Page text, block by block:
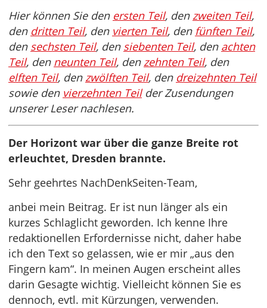
Hier können Sie den ersten Teil, denzweiten Teil,
den dritten Teil, den vierten Teil, den fünften Teil,
den sechsten Teil, den siebenten Teil, den achten
Teil, den neunten Teil, denzehnten Teil, den
elften Teil, denzwölften Teil, den dreizehnten Teil
sowie den vierzehnten Teilder Zusendungen
unserer Leser nachlesen.
Der Horizont war über die ganze Breite rot
erleuchtet, Dresden brannte.
Sehr geehrtes NachDenkSeiten-Team,
anbei mein Beitrag. Er ist nun länger als ein
kurzes Schlaglicht geworden. Ich kenne Ihre
redaktionellen Erfordernisse nicht, daher habe
ich den Text so gelassen, wie er mir „aus den
Fingern kam“. In meinen Augen erscheint alles
darin Gesagte wichtig. Vielleicht können Sie es
dennoch, evtl. mit Kürzungen, verwenden.